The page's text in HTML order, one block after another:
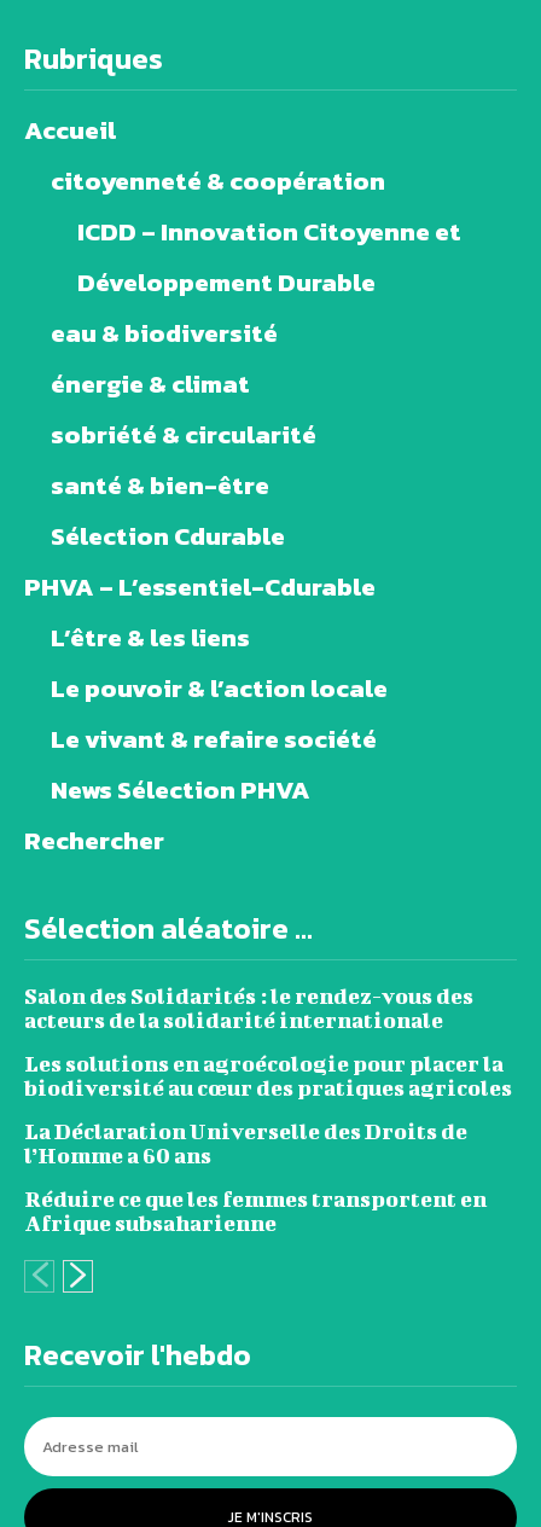
Rubriques
Accueil
citoyenneté & coopération
ICDD – Innovation Citoyenne et
Développement Durable
eau & biodiversité
énergie & climat
sobriété & circularité
santé & bien-être
Sélection Cdurable
PHVA – L’essentiel-Cdurable
L’être & les liens
Le pouvoir & l’action locale
Le vivant & refaire société
News Sélection PHVA
Rechercher
Sélection aléatoire ...
Salon des Solidarités : le rendez-vous des
acteurs de la solidarité internationale
Les solutions en agroécologie pour placer la
biodiversité au cœur des pratiques agricoles
La Déclaration Universelle des Droits de
l’Homme a 60 ans
Réduire ce que les femmes transportent en
Afrique subsaharienne
Recevoir l'hebdo
JE M'INSCRIS